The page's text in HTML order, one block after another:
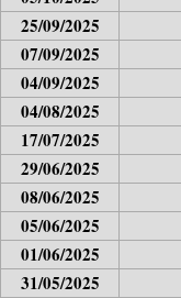
25/09/2025
07/09/2025
04/09/2025
04/08/2025
17/07/2025
29/06/2025
08/06/2025
05/06/2025
01/06/2025
31/05/2025